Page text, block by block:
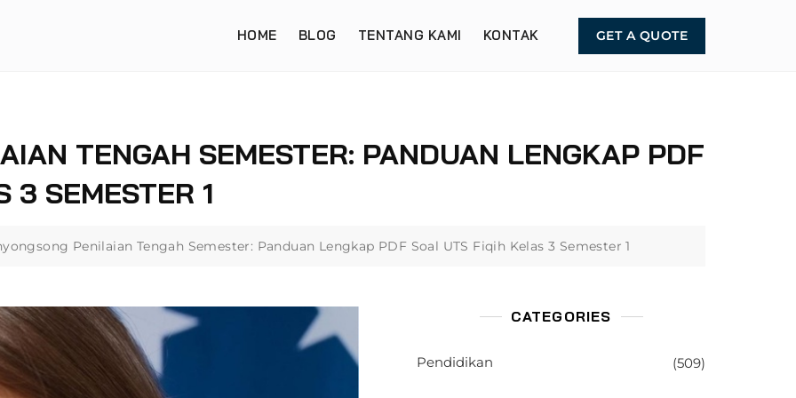
HOME BLOG TENTANG KAMI KONTAK GET A QUOTE
TENGAH SEMESTER: PANDUAN LENGKAP PDF
3 SEMESTER 1
Penilaian Tengah Semester: Panduan Lengkap PDF Soal UTS Fiqih Kelas 3 Semester 1
CATEGORIES
Pendidikan (509)